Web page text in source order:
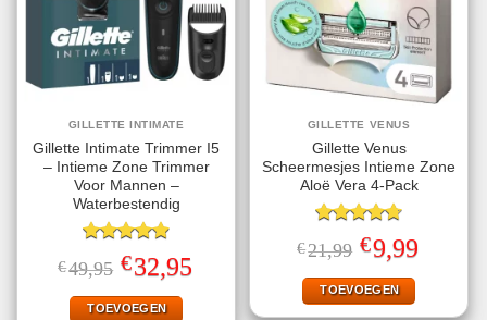
GILLETTE INTIMATE
Gillette Intimate Trimmer I5
– Intieme Zone Trimmer
Voor Mannen –
Waterbestendig
Gewaardeerd
4.93uit 5
€49,95 Oorspronkelijke
prijs
was:
€49,95.
€32,95prijs
TOEVOEGEN
GILLETTE VENUS
Gillette Venus
Scheermesjes Intieme Zone
Aloë Vera 4-Pack
Gewaardeerd
4.75uit 5
€21,99 Oorspronkelijke
prijs
was:
€21,99.
€9,99Huidige
prijs
TOEVOEGEN